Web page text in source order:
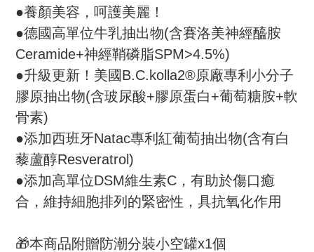
●養顏美容，呵護美麗！
●德國高單位牛乳抽出物(含賽洛美神經醯胺
Ceramide+神經鞘磷脂SPM>4.5%)
●升級更新！美國B.C.kolla2®原廠專利小分子
膠原抽出物(含玻尿酸+膠原蛋白+葡萄糖胺+軟
骨素)
●添加西班牙Natac專利紅葡萄抽出物(含有白
藜蘆醇Resveratrol)
●添加高單位DSM維生素C，有助於傷口癒
合，維持細胞排列的緊密性，具抗氧化作用
🎁本商品附贈防潮分裝小空罐x1個